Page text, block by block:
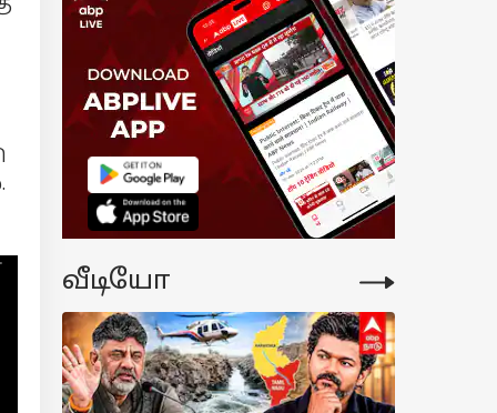
வீடியோ
குறைந்தது
விலை-
சூப்பர்